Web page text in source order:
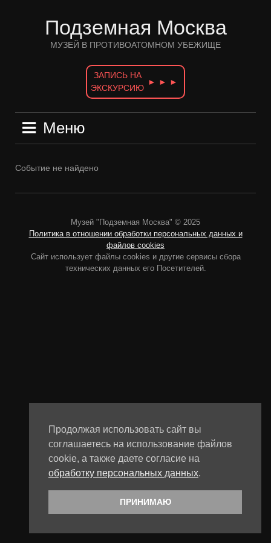
Подземная Москва
МУЗЕЙ В ПРОТИВОАТОМНОМ УБЕЖИЩЕ
ЗАПИСЬ НА
ЭКСКУРСИЮ
► ► ►
Меню
Событие не найдено
Музей "Подземная Москва" © 2025
Политика в отношении обработки персональных данных и
файлов cookies
Сайт использует файлы cookies и другие сервисы сбора
технических данных его Посетителей.
Продолжая использовать сайт вы
соглашаетесь на использование файлов
cookie, а также даете согласие на
обработку персональных данных.
ПРИНИМАЮ